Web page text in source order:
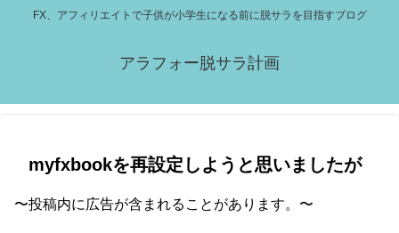
FX、アフィリエイトで子供が小学生になる前に脱サラを目指すブログ
アラフォー脱サラ計画
myfxbookを再設定しようと思いましたが
〜投稿内に広告が含まれることがあります。〜